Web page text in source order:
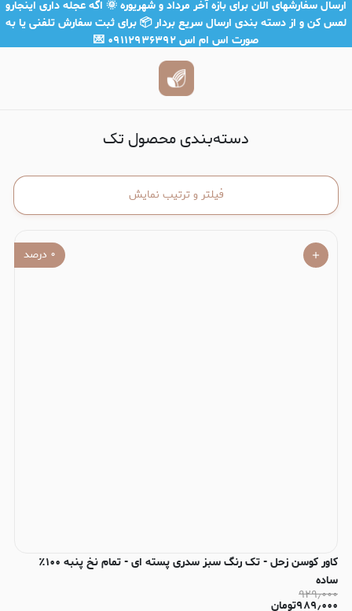
محصول تک
ارسال سفارشهای الان برای بازه آخر مرداد و شهریوره 🌞 اگه عجله داری اینجارو
لمس کن و از دسته بندی ارسال سریع بردار 📦 برای ثبت سفارش تلفنی یا به
صورت اس ام اس ۰۹۱۱۲۹۳۶۳۹۲ 💌
دسته‌بندی محصول تک
فیلتر و ترتیب نمایش
۰ درصد
کاور کوسن زحل - تک رنگ سبز سدری پسته ای - تمام نخ پنبه ۱۰۰٪
ساده
۹۲۹٫۰۰۰
۹۸۹٫۰۰۰تومان